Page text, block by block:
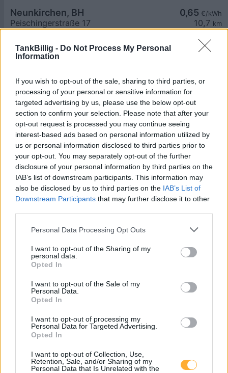
TankBillig - Do Not Process My Personal
Information
If you wish to opt-out of the sale, sharing to third parties, or
processing of your personal or sensitive information for
targeted advertising by us, please use the below opt-out
section to confirm your selection. Please note that after your
opt-out request is processed you may continue seeing
interest-based ads based on personal information utilized by
us or personal information disclosed to third parties prior to
your opt-out. You may separately opt-out of the further
disclosure of your personal information by third parties on the
IAB’s list of downstream participants. This information may
also be disclosed by us to third parties on the IAB’s List of
Downstream Participants that may further disclose it to other
Personal Data Processing Opt Outs
I want to opt-out of the Sharing of my
personal data.
Opted In
I want to opt-out of the Sale of my
Personal Data.
Opted In
I want to opt-out of processing my
Personal Data for Targeted Advertising.
Opted In
I want to opt-out of Collection, Use,
Retention, Sale, and/or Sharing of my
Personal Data that Is Unrelated with the
0,65 €/kWh
10,7 km
Neunkirchen, BH
Peischingerstraße 17
0,59€/kWh
Hotel Restaurant Osterbauer
0,65
10,8
Dreistetten Feuerwehr
Kirchengasse 22
0,80€/kWh
10,8
Mer Austria GmbH Mer Austria (McD) -
71 Schwarzottstraße
0,65
10,8
BILLA Neunkirchen Wiener Strasse
Wienerstraße 82
0,65€/kWh
Neunkirchen, Wirtschaftskammer Triesterstr.
0,45
STQ Weissenböck Büro
Weissenböckstraße 1
0,65
Puchberg, Forellenhof
Losenheimer Str. 132
0,65
Puchberg, Forellenhof
Losenheimer Str. 132
0,65
Neunkirchen, Minoritenplatz